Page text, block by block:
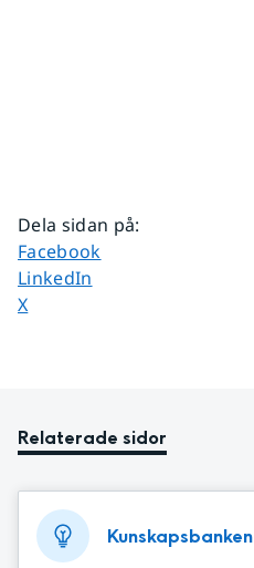
Dela sidan på:
Dela sidan på
Facebook
Dela sidan på
LinkedIn
Dela sidan på
X
Relaterade sidor
Kunskapsbanken